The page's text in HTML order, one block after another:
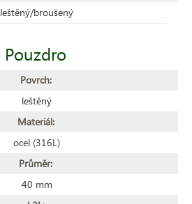
leštěný/broušený
Pouzdro
Povrch:
leštěný
Materiál:
ocel (316L)
Průměr:
40 mm